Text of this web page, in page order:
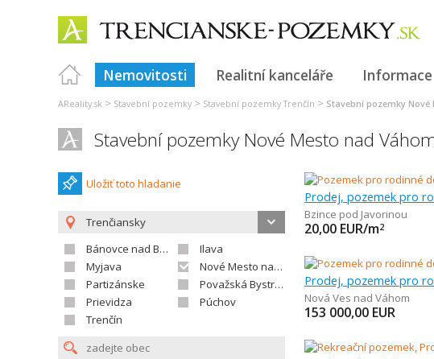
Nemovitosti Realitní kanceláře Informace
AReality.sk > Stavební pozemky > Stavební pozemky Trenčín > Stavební pozemky
Stavební pozemky Nové Mesto nad
Uložiť toto hladanie
Trenčiansky
Bánovce nad Bebravou
Ilava
Myjava
Nové Mesto nad Váhom
Partizánske
Považská Bystrica
Prievidza
Púchov
Trenčín
Bzince pod Javorinou
20,00 EUR/m2
Nová Ves nad Váhom
153 000,00 EUR